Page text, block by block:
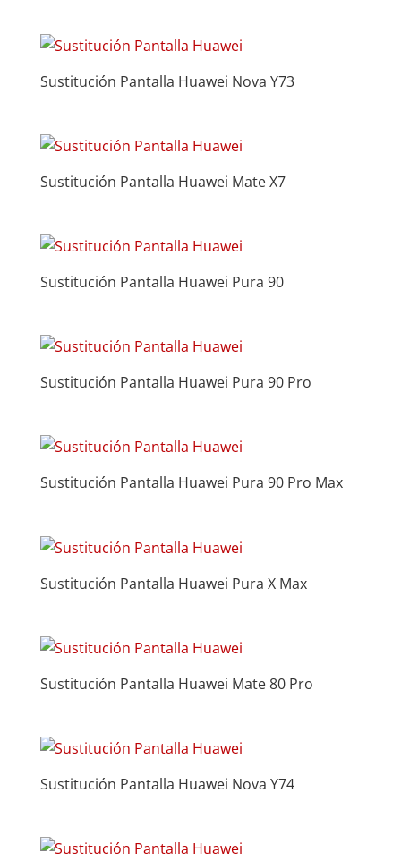
Sustitución Pantalla Huawei Nova Y73
Sustitución Pantalla Huawei Mate X7
Sustitución Pantalla Huawei Pura 90
Sustitución Pantalla Huawei Pura 90 Pro
Sustitución Pantalla Huawei Pura 90 Pro Max
Sustitución Pantalla Huawei Pura X Max
Sustitución Pantalla Huawei Mate 80 Pro
Sustitución Pantalla Huawei Nova Y74